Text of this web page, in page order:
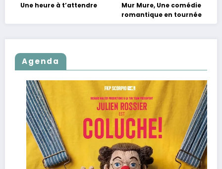
Une heure à t’attendre
Mur Mure, Une comédie
romantique en tournée
Agenda